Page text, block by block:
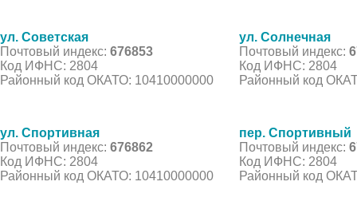
ул. Советская
Почтовый индекс: 676853
Код ИФНС: 2804
Районный код ОКАТО: 10410000000
ул. Солнечная
Почтовый индекс:
Код ИФНС: 2804
Районный код
ул. Спортивная
Почтовый индекс: 676862
Код ИФНС: 2804
Районный код ОКАТО: 10410000000
пер. Спортивный
Почтовый индекс:
Код ИФНС: 2804
Районный код